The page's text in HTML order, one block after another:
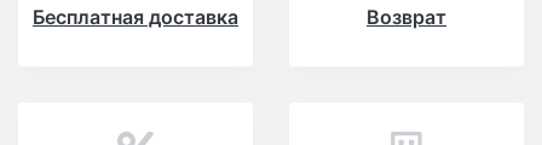
Бесплатная доставка Возврат